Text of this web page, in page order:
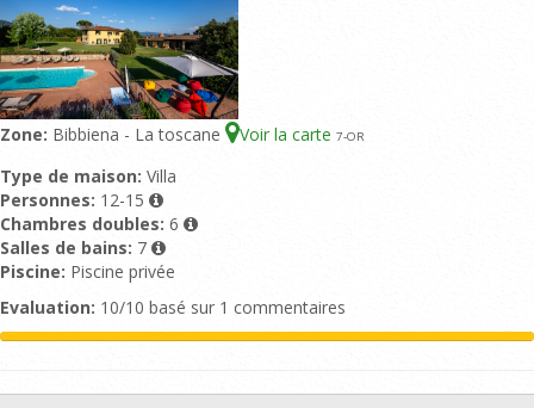
Zone: Bibbiena - La toscane Voir la carte 7-OR
Type de maison: Villa
Personnes: 12-15
Chambres doubles: 6
Salles de bains: 7
Piscine: Piscine privée
Evaluation: 10/10 basé sur 1 commentaires